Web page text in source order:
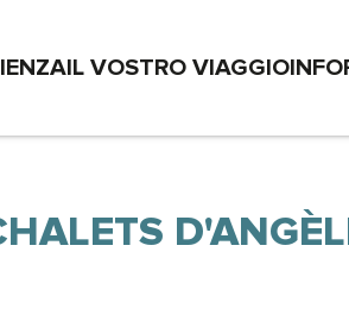
IL VOSTRO VIAGGIO